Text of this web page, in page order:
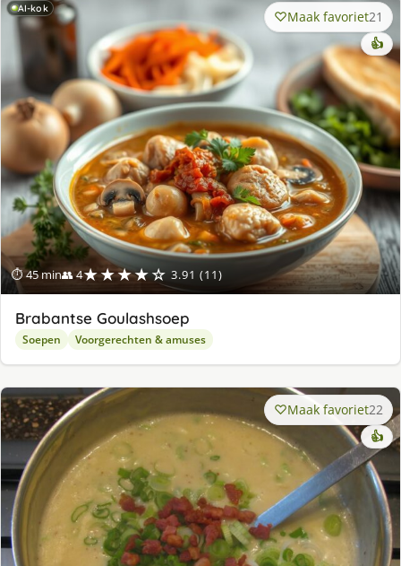
AI-kok
⏱ 45 min👥 4★★★★☆ 3.91 (11)
Maak favoriet21
👍
Brabantse Goulashsoep
Soepen Voorgerechten & amuses
Maak favoriet22
👍